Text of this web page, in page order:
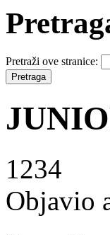
Pretraži ove stranice:
1234
Objavio